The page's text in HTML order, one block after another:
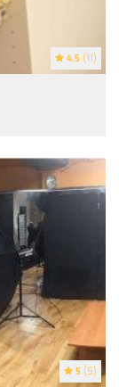
4.5 (11)
5 (5)